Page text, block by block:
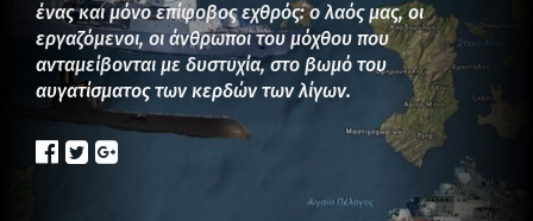
ένας και μόνο επίφοβος εχθρός: ο λαός μας, οι
εργαζόμενοι, οι άνθρωποι του μόχθου που
ανταμείβονται με δυστυχία, στο βωμό του
αυγατίσματος των κερδών των λίγων.